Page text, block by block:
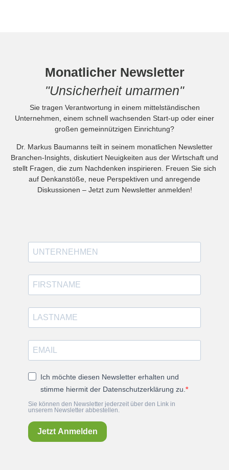
Monatlicher Newsletter
"Unsicherheit umarmen"
Sie tragen Verantwortung in einem mittelständischen
Unternehmen, einem schnell wachsenden Start-up oder einer
großen gemeinnützigen Einrichtung?
Dr. Markus Baumanns teilt in seinem monatlichen Newsletter
Branchen-Insights, diskutiert Neuigkeiten aus der Wirtschaft und
stellt Fragen, die zum Nachdenken inspirieren. Freuen Sie sich
auf Denkanstöße, neue Perspektiven und anregende
Diskussionen – Jetzt zum Newsletter anmelden!
Ich möchte diesen Newsletter erhalten und
stimme hiermit der Datenschutzerklärung zu.
Sie können den Newsletter jederzeit über den Link in
unserem Newsletter abbestellen.
Jetzt Anmelden